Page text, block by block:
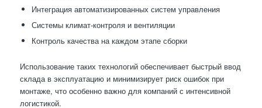
Интеграция автоматизированных систем управления
Системы климат-контроля и вентиляции
Контроль качества на каждом этапе сборки
Использование таких технологий обеспечивает быстрый ввод
склада в эксплуатацию и минимизирует риск ошибок при
монтаже, что особенно важно для компаний с интенсивной
логистикой.